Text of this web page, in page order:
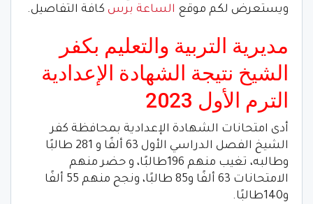
ويستعرض لكم موقع الساعة برس كافة التفاصيل.
مديرية التربية والتعليم بكفر
الشيخ نتيجة الشهادة الإعدادية
الترم الأول 2023
أدى امتحانات الشهادة الإعدادية بمحافظة كفر
الشيخ الفصل الدراسي الأول 63 ألفًا و 281 طالبًا
وطالبه، تغيب منهم 196طالبًا، و حضر منهم
الامتحانات 63 ألفًا و85 طالبًا، ونجح منهم 55 ألفًا
و140طالبًا.